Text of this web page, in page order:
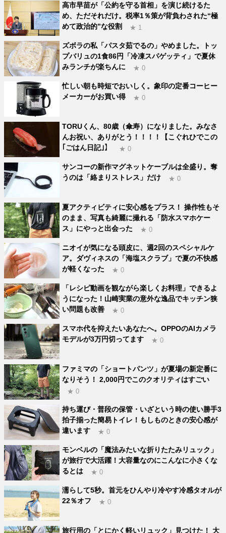
高市早苗が「公約を守る首相」を演じ続けるた
め、ただそれだけ。税率1％策が背負わされた“極
めて政治的”な役割
★ 1
ズボラの私「パスタ茹でるの」やめました。トッ
プバリュの1食86円「冷凍スパゲッティ」で夏休
みランチが楽ちんに
★ 0
忙しい朝も時短でおいしく。象印の定番コーヒー
メーカーがお買い得
★ 0
TORUくん、80歳（傘寿）になりました。みなさ
んお祝い、ありがとう！！！！【こぐれひでこの
｢ごはん日記｣】
★ 0
サンコーの新作マグネットケーブルは全盛り。奪
うのは「絡まりストレス」だけ
★ 0
夏アクティビティに安心感をプラス！ 操作性もそ
のまま、写真も綺麗に撮れる「防水スマホケー
ス」にやっと出会った
★ 0
ニオイが気になる頭皮に、週2回のスペシャルケ
ア。ダヴィネスの「海塩スクラブ」で夏の不快感
が軽くなった
★ 0
「レシピ動画を観ながら楽しくお料理」できるよ
うになった！山崎実業の意外な逸品でキッチン狭
い問題も改善
★ 0
スマホ代を抑えたいあなたへ。OPPOのAIカメラ
モデルが3万円切ってます
★ 0
ファミマの「ショートパンツ」が夏場の新定番に
なりそう！ 2,000円でこのクオリティはすごい
★ 0
持ち運び・普段の保管・いざという時の使い勝手3
拍子揃った簡易トイレ！もしものときの安心感が
違います
★ 0
モンベルの「魔法みたいな折りたたみリュック」
が旅行で大活躍！大容量なのにこんなに小さくな
るとは
★ 0
濡らして5秒。首元をひんやり冷やす冷感タオルが
22％オフ
★ 0
旅行用の「とにかく軽いリュック」見つけた！ 大